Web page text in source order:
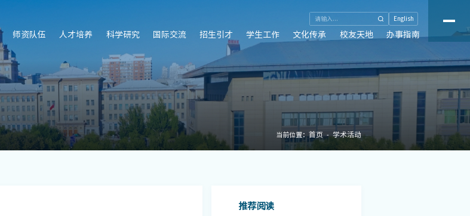
English
师资队伍 人才培养 科学研究 国际交流 招生引才 学生工作 文化传承 校友天地 办事指南
当前位置：首页 学术活动
推荐阅读